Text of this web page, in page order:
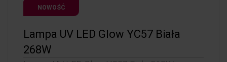
NOWOŚĆ
Lampa UV LED Glow YC57 Biała
268W